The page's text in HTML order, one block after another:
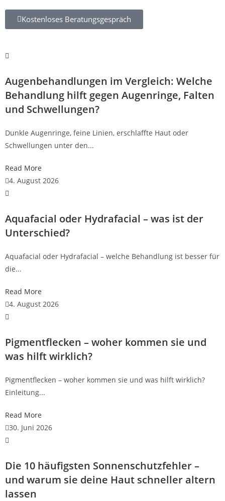
Kostenloses Beratungsgespräch
Augenbehandlungen im Vergleich: Welche
Behandlung hilft gegen Augenringe, Falten
und Schwellungen?
Dunkle Augenringe, feine Linien, erschlaffte Haut oder
Schwellungen unter den...
Read More
4. August 2026
Aquafacial oder Hydrafacial – was ist der
Unterschied?
Aquafacial oder Hydrafacial – welche Behandlung ist besser für
die...
Read More
4. August 2026
Pigmentflecken – woher kommen sie und
was hilft wirklich?
Pigmentflecken – woher kommen sie und was hilft wirklich?
Einleitung...
Read More
30. Juni 2026
Die 10 häufigsten Sonnenschutzfehler –
und warum sie deine Haut schneller altern
lassen